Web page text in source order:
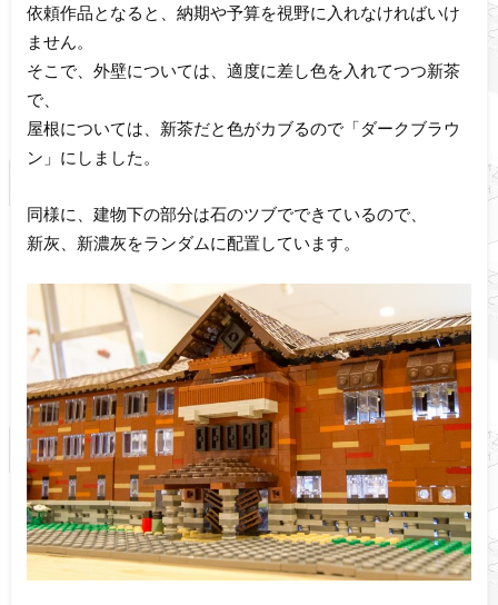
依頼作品となると、納期や予算を視野に入れなければいけ
ません。
そこで、外壁については、適度に差し色を入れてつつ新茶
で、
屋根については、新茶だと色がカブるので「ダークブラウ
ン」にしました。
同様に、建物下の部分は石のツブでできているので、
新灰、新濃灰をランダムに配置しています。